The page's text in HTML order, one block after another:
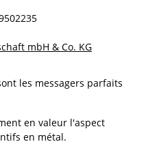
mbH & Co. KG
les messagers parfaits
en valeur l'aspect
en métal.